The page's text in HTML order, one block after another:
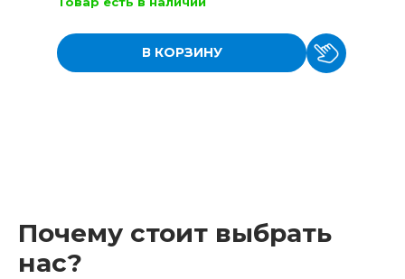
В КОРЗИНУ
Почему стоит выбрать
нас?